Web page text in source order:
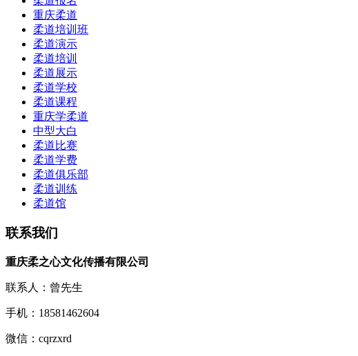
重庆柔道
柔道培训班
柔道演示
柔道培训
柔道展示
柔道学校
柔道课程
重庆学柔道
中型大白
柔道比赛
柔道学费
柔道俱乐部
柔道训练
柔道馆
联系我们
重庆柔之心文化传播有限公司
联系人：曾先生
手机：18581462604
微信：cqrzxrd